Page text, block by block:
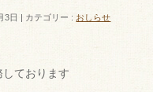
3日 カテゴリー : おしらせ
ております